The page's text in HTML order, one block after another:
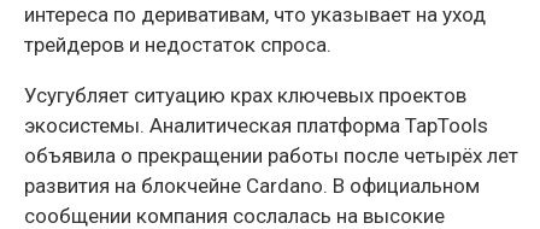
интереса по деривативам, что указывает на уход
трейдеров и недостаток спроса.
Усугубляет ситуацию крах ключевых проектов
экосистемы. Аналитическая платформа TapTools
объявила о прекращении работы после четырёх лет
развития на блокчейне Cardano. В официальном
сообщении компания сослалась на высокие